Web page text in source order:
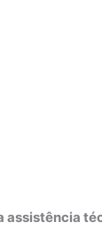
assistência